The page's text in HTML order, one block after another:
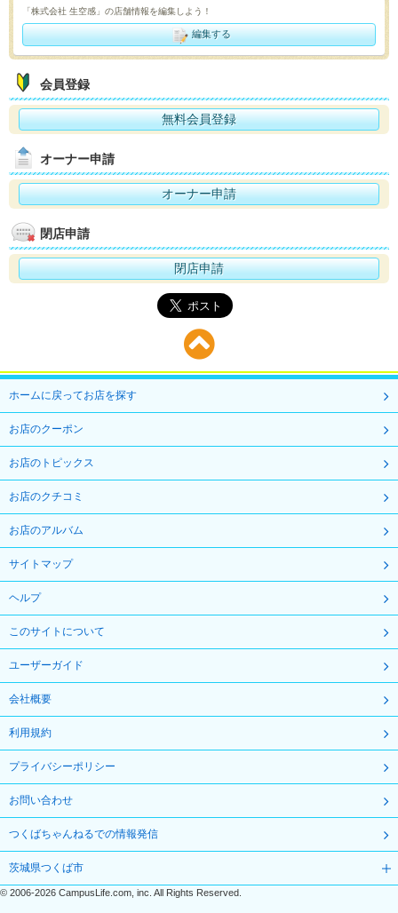
「株式会社 生空感」の店舗情報を編集しよう！
編集する
会員登録
無料会員登録
オーナー申請
オーナー申請
閉店申請
閉店申請
ホームに戻ってお店を探す
お店のクーポン
お店のトピックス
お店のクチコミ
お店のアルバム
サイトマップ
ヘルプ
このサイトについて
ユーザーガイド
会社概要
利用規約
プライバシーポリシー
お問い合わせ
つくばちゃんねるでの情報発信
茨城県つくば市
© 2006-2026 CampusLife.com, inc. All Rights Reserved